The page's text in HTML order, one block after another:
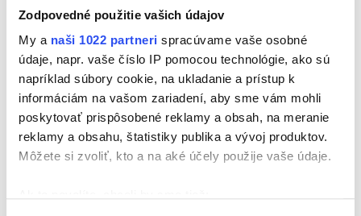
Zodpovedné použitie vašich údajov
My a naši 1022 partneri spracúvame vaše osobné
údaje, napr. vaše číslo IP pomocou technológie, ako sú
napríklad súbory cookie, na ukladanie a prístup k
informáciám na vašom zariadení, aby sme vám mohli
poskytovať prispôsobené reklamy a obsah, na meranie
reklamy a obsahu, štatistiky publika a vývoj produktov.
Môžete si zvoliť, kto a na aké účely použije vaše údaje.
chrumkavá debata o umení prípravy jedál na ohni.
Hosťom Didiany bude grilmajster Dalibor
Porubský, ktorý prezradí svoje skúsenosti,
obľúbené postupy aj tipy na to, čo sa oplatí hodiť na
rošt počas letných dní. Reč bude aj o
zaujímavostiach z histórie grilovania, ktoré podľa
niektorých teórií vzniklo už v časoch otrokov. Ak
máte radi vôňu dymu, chrumkavú kôrku a dobré